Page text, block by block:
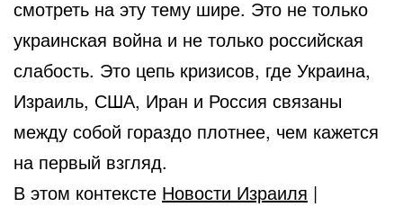
смотреть на эту тему шире. Это не только
украинская война и не только российская
слабость. Это цепь кризисов, где Украина,
Израиль, США, Иран и Россия связаны
между собой гораздо плотнее, чем кажется
на первый взгляд.
В этом контексте Новости Израиля |